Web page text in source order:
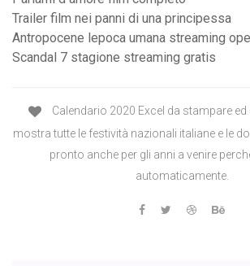
Trailer film nei panni di una principessa
Antropocene lepoca umana streaming
Scandal 7 stagione streaming gratis
Calendario 2020 Excel da stampare ed
mostra tutte le festività nazionali italiane e le
pronto anche per gli anni a venire
automaticamente.